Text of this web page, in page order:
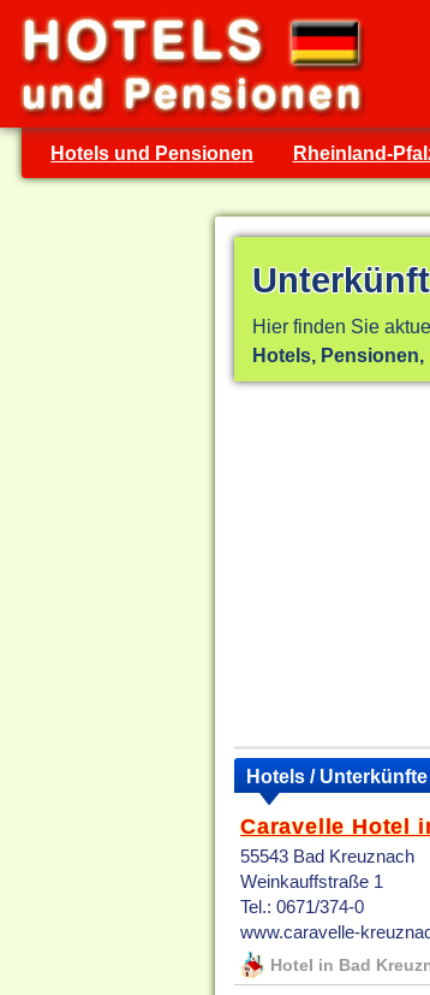
Hotels und Pensionen Rheinland-
Hier finden Sie
Hotels,
Hotels /
Caravelle Hotel
55543 Bad Kreuznach
Weinkauffstraße 1
Tel.: 0671/374-0
www.caravelle-
Hotel in Bad